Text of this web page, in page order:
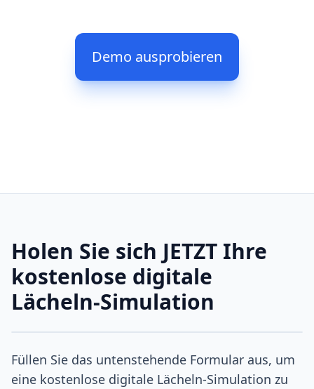
Demo ausprobieren
Holen Sie sich JETZT Ihre
kostenlose digitale
Lächeln-Simulation
Füllen Sie das untenstehende Formular aus, um
eine kostenlose digitale Lächeln-Simulation zu